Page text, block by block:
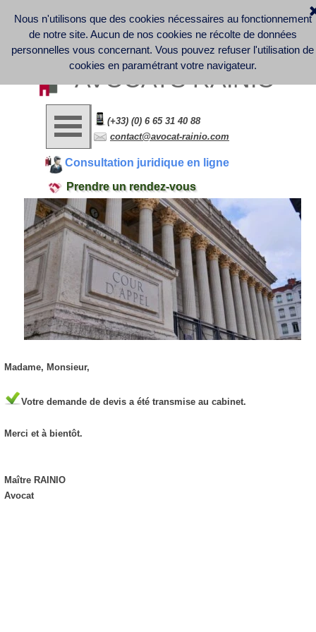
Nous n'utilisons que des cookies nécessaires au fonctionnement
de notre site. Aucun de nos cookies ne récolte de données
personnelles vous concernant. Vous pouvez refuser l'utilisation de
cookies en paramétrant votre navigateur.
Consultation juridique en ligne
Prendre un rendez-vous
traitement des données personnelles
AVOCATS RAINIO
(+33) (0) 6 65 31 40 88
contact@avocat-rainio.com
Discover France Company Launch | French Law office -
Business Law - Contract Law - Digital Law (GDPR) - Labor
Law
Madame, Monsieur,
Votre demande de devis a été transmise au cabinet.
Merci et à bientôt.
Maître RAINIO
Avocat